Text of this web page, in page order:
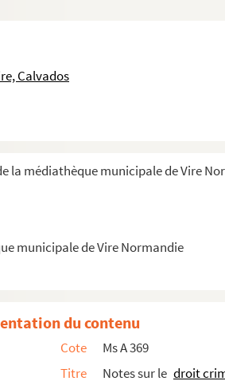
Calvados
la médiathèque municipale de Vire
municipale de Vire Normandie
commerciale, civile et criminelle, par ordre
jugements et arrêts concernant surtout la
fin du XV
et de mutations, manuscrit original de
Réhabilitation. Actions préjudicielles. Des
Notes sur le code de commerce,
Georgis Delisle, manuscrit
du contenu
Cote
Ms A 369
Titre
Notes sur le droit